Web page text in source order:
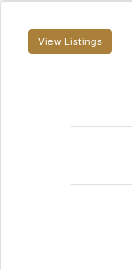
View Listings